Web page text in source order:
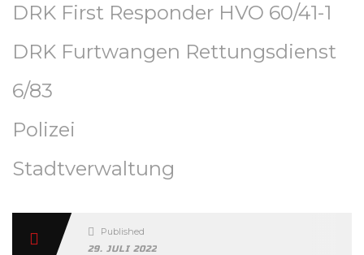
DRK First Responder HVO 60/41-1
DRK Furtwangen Rettungsdienst
6/83
Polizei
Stadtverwaltung
Published
29. JULI 2022